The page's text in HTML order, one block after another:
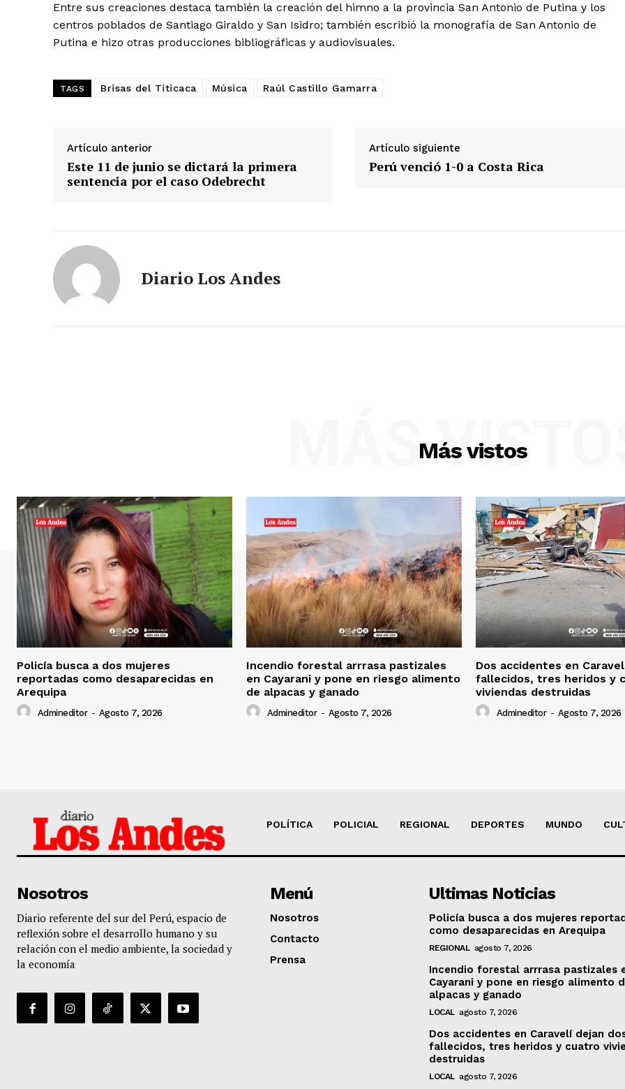
Diario los Andes
Entre sus creaciones destaca también la creación del himno a la provincia San Antonio de Putina y los
centros poblados de Santiago Giraldo y San Isidro; también escribió la monografía de San Antonio de
Putina e hizo otras producciones bibliográficas y audiovisuales.
TAGS Brisas del Titicaca Música Raúl Castillo Gamarra
Artículo anterior
Este 11 de junio se dictará la primera
sentencia por el caso Odebrecht
Artículo siguiente
Perú venció 1-0 a Costa Rica
Diario Los Andes
Más vistos
MÁS
Policía busca a dos mujeres
reportadas como desaparecidas en
Arequipa
Admineditor - Agosto 7, 2026
Incendio forestal arrrasa pastizales
en Cayarani y pone en riesgo alimento
de alpacas y ganado
Admineditor - Agosto 7, 2026
Dos accidentes en
fallecidos, tres heridos y
viviendas destruidas
Admineditor - Agosto 7, 2026
POLÍTICA POLICIAL REGIONAL DEPORTES MUNDO
Nosotros
Diario referente del sur del Perú, espacio de
reflexión sobre el desarrollo humano y su
relación con el medio ambiente, la sociedad y
la economía
Menú
Nosotros
Contacto
Prensa
Ultimas Noticias
Policía busca a dos mujeres
como desaparecidas en Arequipa
REGIONAL agosto 7, 2026
Incendio forestal arrrasa pastizales
Cayarani y pone en riesgo alimento
alpacas y ganado
LOCAL agosto 7, 2026
Dos accidentes en Caravelí dejan
fallecidos, tres heridos y cuatro
destruidas
LOCAL agosto 7, 2026